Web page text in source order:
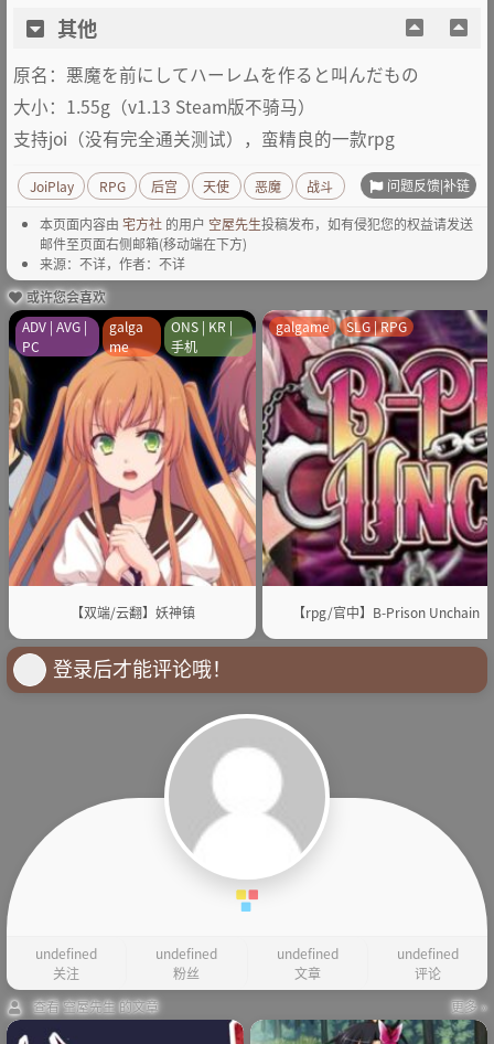
其他
原名：悪魔を前にしてハーレムを作ると叫んだもの
大小：1.55g（v1.13 Steam版不骑马）
支持joi（没有完全通关测试），蛮精良的一款rpg
JoiPlay RPG 后宫 天使 恶魔 战斗 问题反馈|补链
本页面内容由 宅方社 的用户 空屋先生投稿发布，如有侵犯您的权益请发送
邮件至页面右侧邮箱(移动端在下方)
来源：不详，作者：不详
或许您会喜欢
【双端/云翻】妖神镇
ADV | AVG |
PC
galga
me
ONS | KR |
手机
【rpg/官中】B-Prison Unchain
galgame SLG | RPG
登录后才能评论哦！
undefined
关注
undefined
粉丝
undefined
文章
undefined
评论
查看 空屋先生 的文章
更多 »